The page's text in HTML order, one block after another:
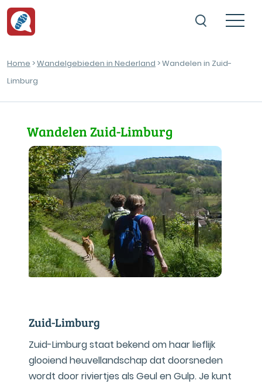
Home >Wandelgebieden in Nederland > Wandelen in Zuid-
Limburg
Wandelen Zuid-Limburg
Zuid-Limburg
Zuid-Limburg staat bekend om haar lieflijk
glooiend heuvellandschap dat doorsneden
wordt door riviertjes als Geul en Gulp. Je kunt